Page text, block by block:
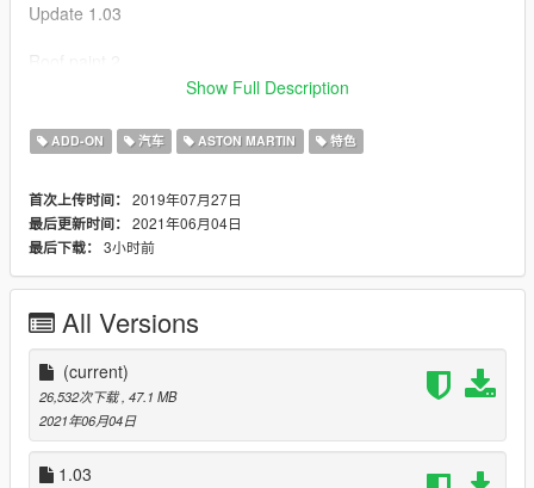
Update 1.03
Features
-Working/hands on the steering wheel
-Breakable/tintable glass
-Animation engine/exhaust
-Working lights/dials (race)
Paints
-1-body
-2-interior
-4-calipers, roof
-6-stitch
Show Full Description
ADD-ON 汽车 ASTON MARTIN 特色
首次上传时间： 2019年07月27日
最后更新时间： 2021年06月04日
最后下载： 3小时前
All Versions
(current)
26,532次下载, 47.1 MB
2021年06月04日
1.03